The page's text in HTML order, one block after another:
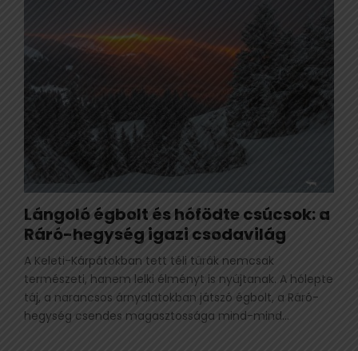
Lángoló égbolt és hófödte csúcsok: a
Ráró-hegység igazi csodavilág
A Keleti-Kárpátokban tett téli túrák nemcsak
természeti, hanem lelki élményt is nyújtanak. A hólepte
táj, a narancsos árnyalatokban játszó égbolt, a Ráró-
hegység csendes magasztossága mind-mind...